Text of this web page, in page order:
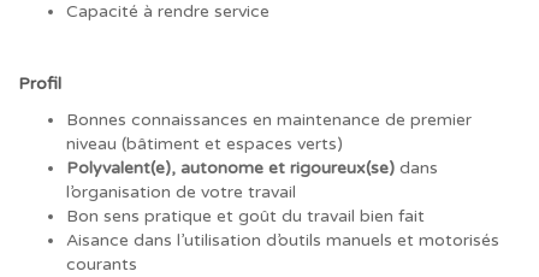
Capacité à rendre service
Profil
Bonnes connaissances en maintenance de premier
niveau (bâtiment et espaces verts)
Polyvalent(e), autonome et rigoureux(se) dans
l’organisation de votre travail
Bon sens pratique et goût du travail bien fait
Aisance dans l’utilisation d’outils manuels et motorisés
courants